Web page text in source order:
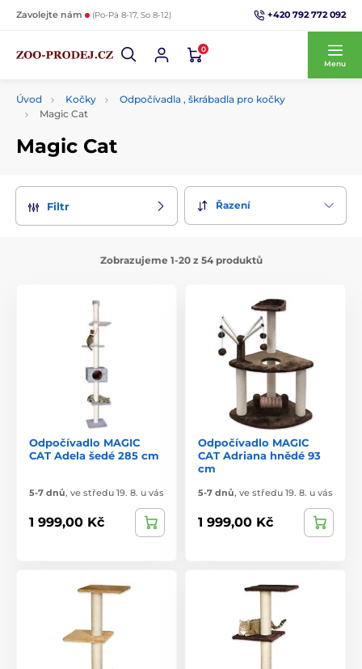
Zavolejte nám (Po-Pá 8-17, So 8-12) +420 792 772 092
0
Menu
Úvod Kočky
Odpočívadla , škrábadla pro kočky
Magic Cat
Magic Cat
Filtr Řazení
Zobrazujeme 1-20 z 54 produktů
Odpočívadlo MAGIC
CAT Adela šedé 285 cm
5-7 dnů, ve středu 19. 8. u vás
1 999,00 Kč
Odpočívadlo MAGIC
CAT Adriana hnědé 93
cm
5-7 dnů, ve středu 19. 8. u vás
1 999,00 Kč